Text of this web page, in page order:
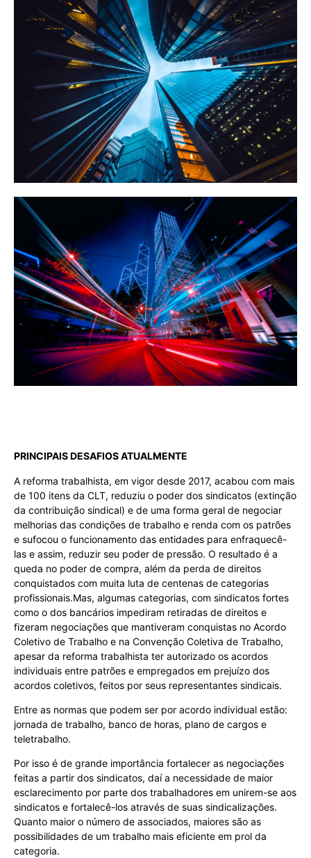
PRINCIPAIS DESAFIOS ATUALMENTE
A reforma trabalhista, em vigor desde 2017, acabou com mais
de 100 itens da CLT, reduziu o poder dos sindicatos (extinção
da contribuição sindical) e de uma forma geral de negociar
melhorias das condições de trabalho e renda com os patrões
e sufocou o funcionamento das entidades para enfraquecê-
las e assim, reduzir seu poder de pressão. O resultado é a
queda no poder de compra, além da perda de direitos
conquistados com muita luta de centenas de categorias
profissionais.Mas, algumas categorias, com sindicatos fortes
como o dos bancários impediram retiradas de direitos e
fizeram negociações que mantiveram conquistas no Acordo
Coletivo de Trabalho e na Convenção Coletiva de Trabalho,
apesar da reforma trabalhista ter autorizado os acordos
individuais entre patrões e empregados em prejuízo dos
acordos coletivos, feitos por seus representantes sindicais.
Entre as normas que podem ser por acordo individual estão:
jornada de trabalho, banco de horas, plano de cargos e
teletrabalho.
Por isso é de grande importância fortalecer as negociações
feitas a partir dos sindicatos, daí a necessidade de maior
esclarecimento por parte dos trabalhadores em unirem-se aos
sindicatos e fortalecê-los através de suas sindicalizações.
Quanto maior o número de associados, maiores são as
possibilidades de um trabalho mais eficiente em prol da
categoria.